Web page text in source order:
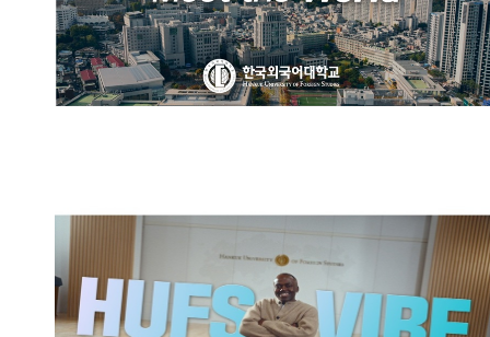
한국외국어대학교 브랜드영상:
HUFS VIBE